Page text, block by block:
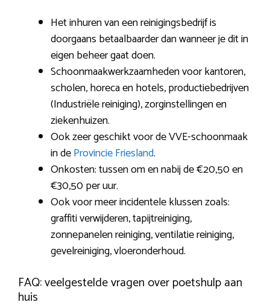
Het inhuren van een reinigingsbedrijf is
doorgaans betaalbaarder dan wanneer je dit in
eigen beheer gaat doen.
Schoonmaakwerkzaamheden voor kantoren,
scholen, horeca en hotels, productiebedrijven
(Industriële reiniging), zorginstellingen en
ziekenhuizen.
Ook zeer geschikt voor de VVE-schoonmaak
in deProvincie Friesland.
Onkosten: tussen om en nabij de €20,50 en
€30,50 per uur.
Ook voor meer incidentele klussen zoals:
graffiti verwijderen, tapijtreiniging,
zonnepanelen reiniging, ventilatie reiniging,
gevelreiniging, vloeronderhoud.
FAQ: veelgestelde vragen over poetshulp aan
huis